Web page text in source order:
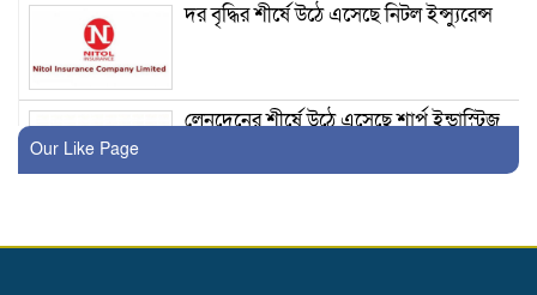
দর বৃদ্ধির শীর্ষে উঠে এসেছে নিটল ইন্স্যুরেন্স ‎
লেনদেনের শীর্ষে উঠে এসেছে শার্প ইন্ডাস্ট্রিজ
Our Like Page